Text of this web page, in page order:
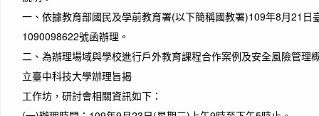
一、依據教育部國民及學前教育署(以下簡稱國教署)109年8月21日
1090098622號函辦理。
二、為辦理場域與學校進行戶外教育課程合作案例及安全風險管理
立臺中科技大學辦理旨揭
工作坊，研討會相關資訊如下：